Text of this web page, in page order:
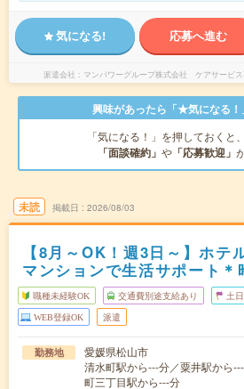
気になる! 応募へ進む
派遣会社 マンパワーグループ株式会社 ケアサービ
興味があったら「★気になる！
「気になる！」を押しておくと
「面談確約」 や 「応募歓迎」
未読 掲載日 2026/08/03
【8月～OK！週3日～】ホテ
マンションで生活サポート＊
職種未経験OK 交通費別途支給あり 土
WEB登録OK 派遣
勤務地
愛媛県松山市
清水町駅から---分／粟井駅から
町三丁目駅から---分